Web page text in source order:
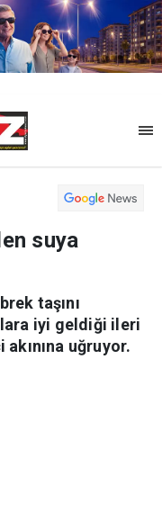
suya
taşını
iyi geldiği ileri
uğruyor.